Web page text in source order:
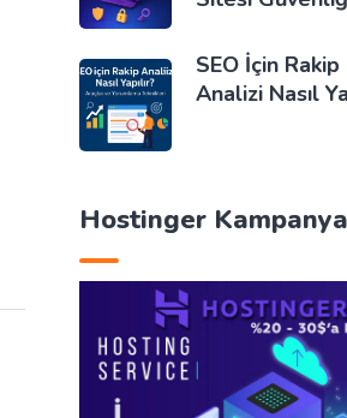
SEO İçin Rakip
Analizi Nasıl
Hostinger